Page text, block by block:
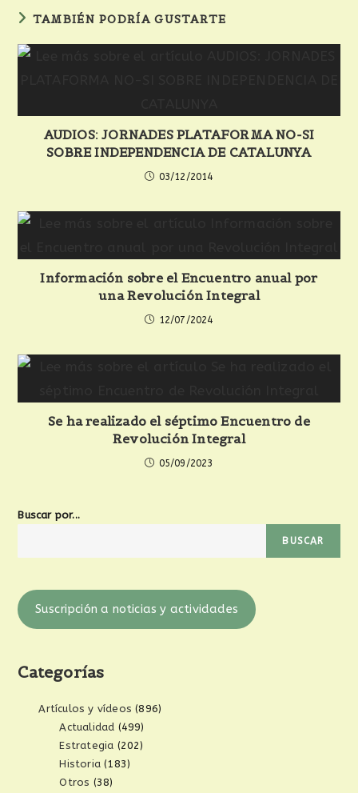
TAMBIÉN PODRÍA GUSTARTE
AUDIOS: JORNADES PLATAFORMA NO-SI
SOBRE INDEPENDENCIA DE CATALUNYA
03/12/2014
Información sobre el Encuentro anual por
una Revolución Integral
12/07/2024
Se ha realizado el séptimo Encuentro de
Revolución Integral
05/09/2023
Buscar por...
BUSCAR
Suscripción a noticias y actividades
Categorías
Artículos y vídeos (896)
Actualidad (499)
Estrategia (202)
Historia (183)
Otros (38)